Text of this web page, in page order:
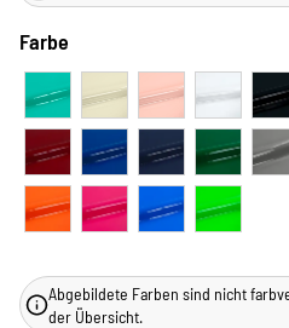
Farbe
Abgebildete Farben sind nicht
der Übersicht.